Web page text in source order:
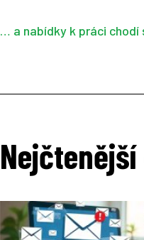
… a nabídky k práci chodí